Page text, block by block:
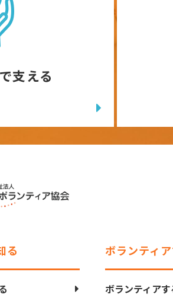
支える
る ボランティ
ボランティアす